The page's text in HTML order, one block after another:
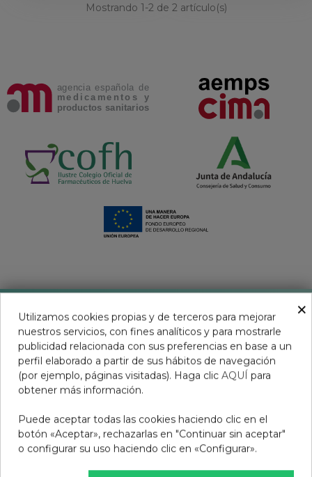
Mostrando 1-2 de 2 artículo(s)
Aviso legal
Condiciones de venta
Condiciones productos Covid-19
Resolución Litigios en Línea
Política de Privacidad
×
Utilizamos cookies propias y de terceros para mejorar
nuestros servicios, con fines analíticos y para mostrarle
publicidad relacionada con sus preferencias en base a un
perfil elaborado a partir de sus hábitos de navegación
(por ejemplo, páginas visitadas). Haga clic AQUÍ para
obtener más información.
Puede aceptar todas las cookies haciendo clic en el
botón «Aceptar», rechazarlas en "Continuar sin aceptar"
o configurar su uso haciendo clic en «Configurar».